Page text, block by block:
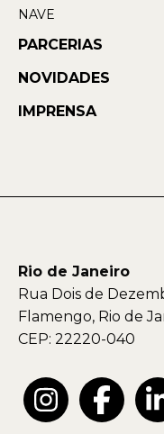
NAVE
PARCERIAS
NOVIDADES
IMPRENSA
Rio de Janeiro
Rua Dois de
Flamengo, Rio de
CEP: 22220-040